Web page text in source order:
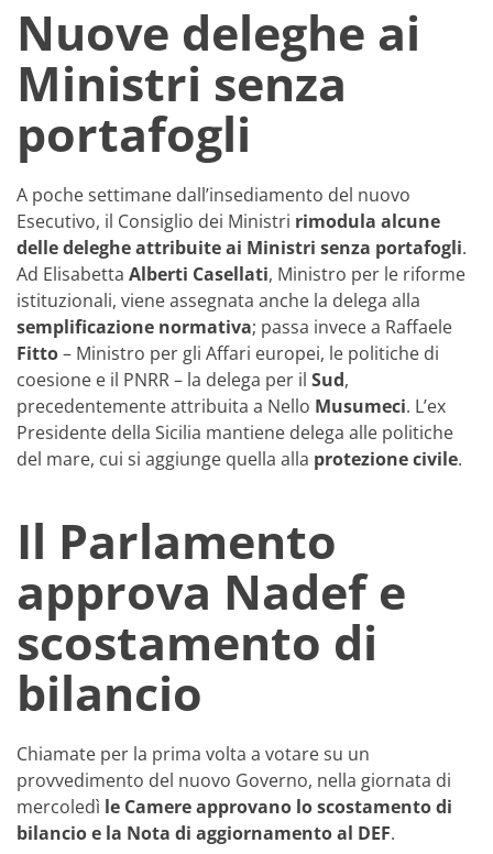
Nuove deleghe ai
Ministri senza
portafogli
A poche settimane dall’insediamento del nuovo
Esecutivo, il Consiglio dei Ministri rimodula alcune
delle deleghe attribuite ai Ministri senza portafogli.
Ad Elisabetta Alberti Casellati, Ministro per le riforme
istituzionali, viene assegnata anche la delega alla
semplificazione normativa; passa invece a Raffaele
Fitto– Ministro per gli Affari europei, le politiche di
coesione e il PNRR – la delega per il Sud,
precedentemente attribuita a Nello Musumeci. L’ex
Presidente della Sicilia mantiene delega alle politiche
del mare, cui si aggiunge quella alla protezione civile.
Il Parlamento
approva Nadef e
scostamento di
bilancio
Chiamate per la prima volta a votare su un
provvedimento del nuovo Governo, nella giornata di
mercoledì le Camere approvano lo scostamento di
bilancio e la Nota di aggiornamento al DEF.